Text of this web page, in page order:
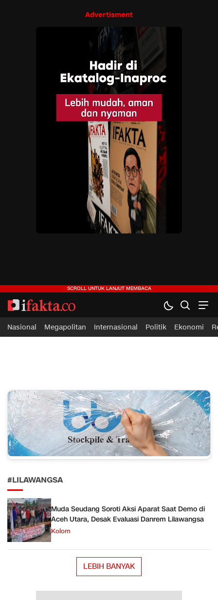
Advertisment
ifakta.co
#pastibenar
Nasional Megapolitan Internasional Politik Ekonomi
#LILAWANGSA
Muda Seudang Soroti Aksi Aparat Saat Demo di
Aceh Utara, Desak Evaluasi Danrem Lilawangsa
Kolom
LEBIH BANYAK